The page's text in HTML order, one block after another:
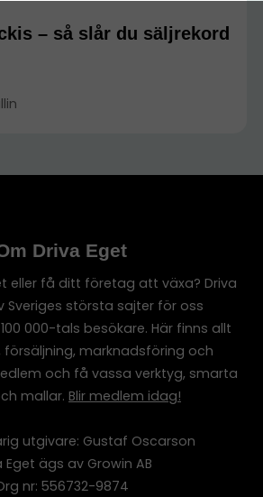
– så slår du säljrekord
Driva Eget
eller få ditt företag att växa? Driva
Sveriges största sajter för oss
000-tals besökare. Här finns allt
marknadsföring och
och få vassa verktyg, smarta
mallar. Blir medlem idag!
utgivare: Gustaf Oscarson
Eget ägs av Growin AB
nr: 556732-9874